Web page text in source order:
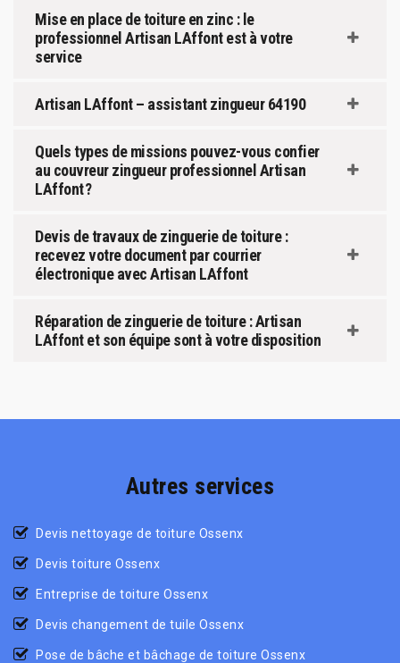
Mise en place de toiture en zinc : le
professionnel Artisan LAffont est à votre
service
Artisan LAffont – assistant zingueur 64190
Quels types de missions pouvez-vous confier
au couvreur zingueur professionnel Artisan
LAffont ?
Devis de travaux de zinguerie de toiture :
recevez votre document par courrier
électronique avec Artisan LAffont
Réparation de zinguerie de toiture : Artisan
LAffont et son équipe sont à votre disposition
Autres services
Devis nettoyage de toiture Ossenx
Devis toiture Ossenx
Entreprise de toiture Ossenx
Devis changement de tuile Ossenx
Pose de bâche et bâchage de toiture Ossenx